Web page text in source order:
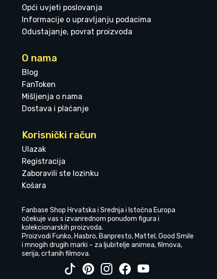
Opći uvjeti poslovanja
Informacije o upravljanju podacima
Odustajanje, povrat proizvoda
O nama
Blog
FanToken
Mišljenja o nama
Dostava i plaćanje
Korisnički račun
Ulazak
Registracija
Zaboravili ste lozinku
Košara
Fanbase Shop Hrvatska i Srednja i Istočna Europa
očekuje vas s izvanrednom ponudom figura i
kolekcionarskih proizvoda.
Proizvodi Funko, Hasbro, Banpresto, Mattel, Good Smile
i mnogih drugih marki – za ljubitelje animea, filmova,
serija, crtanih filmova.